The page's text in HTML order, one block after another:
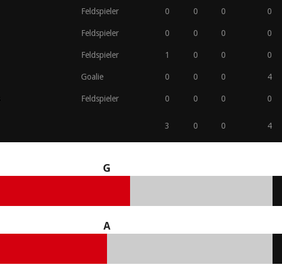
Feldspieler 0 0 0 0
Feldspieler 0 0 0 0
Feldspieler 1 0 0 0
Goalie 0 0 0 4
Feldspieler 0 0 0 0
3 0 0 4
G
A